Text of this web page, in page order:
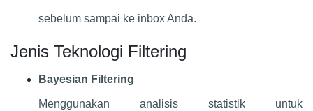
sebelum sampai ke inbox Anda.
Jenis Teknologi Filtering
Bayesian Filtering
Menggunakan analisis statistik untuk